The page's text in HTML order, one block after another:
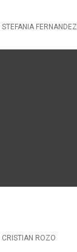
STEFANIA FERNANDEZ
CRISTIAN ROZO